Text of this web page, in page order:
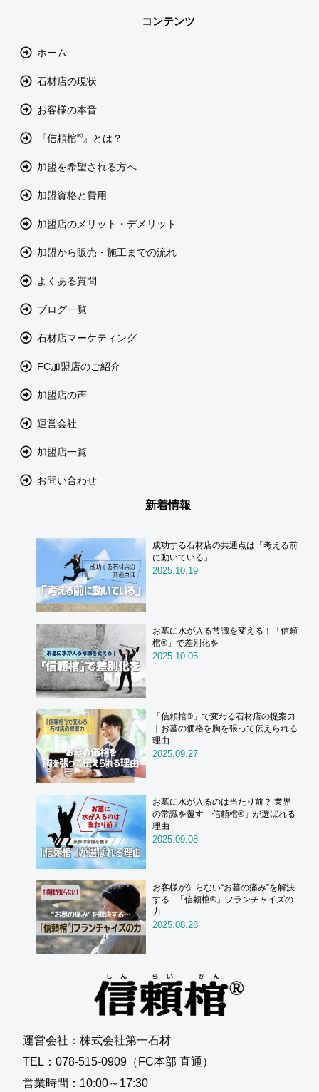
コンテンツ
ホーム
石材店の現状
お客様の本音
『信頼棺® 』とは？
加盟を希望される方へ
加盟資格と費用
加盟店のメリット・デメリット
加盟から販売・施工までの流れ
よくある質問
ブログ一覧
石材店マーケティング
FC加盟店のご紹介
加盟店の声
運営会社
加盟店一覧
お問い合わせ
新着情報
成功する石材店の共通点は「考える前
に動いている」
2025.10.19
お墓に水が入る常識を変える！「信頼
棺®」で差別化を
2025.10.05
「信頼棺®」で変わる石材店の提案力
｜お墓の価格を胸を張って伝えられる
理由
2025.09.27
お墓に水が入るのは当たり前？ 業界
の常識を覆す「信頼棺®」が選ばれる
理由
2025.09.08
お客様が知らない“お墓の痛み”を解決
する─「信頼棺®」フランチャイズの
力
2025.08.28
運営会社：株式会社第一石材
TEL：078-515-0909（FC本部 直通）
営業時間：10:00～17:30